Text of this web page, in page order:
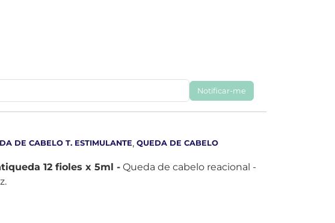
Notificar-me
DE CABELO T. ESTIMULANTE, QUEDA DE CABELO
12 fioles x 5ml - Queda de cabelo reacional -